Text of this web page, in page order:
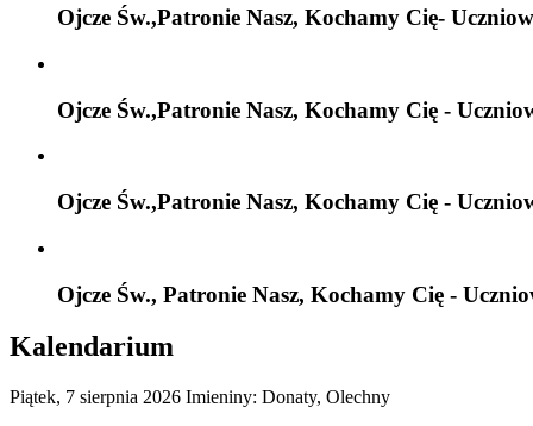
Ojcze Św.,Patronie Nasz, Kochamy Cię-
Ojcze Św.,Patronie Nasz, Kochamy Cię -
Ojcze Św.,Patronie Nasz, Kochamy Cię -
Ojcze Św., Patronie Nasz, Kochamy Cię -
Kalendarium
Piątek, 7 sierpnia 2026 Imieniny: Donaty, Olechny